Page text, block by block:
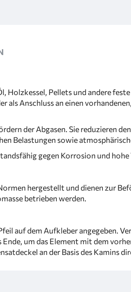
Pellets und andere
Anschluss an einen
der Abgasen. Sie reduzieren
Belastungen sowie
gegen Korrosion und
hergestellt und dienen zur
betrieben werden.
auf dem Aufkleber angegeben.
um das Element mit dem
an der Basis des Kamins